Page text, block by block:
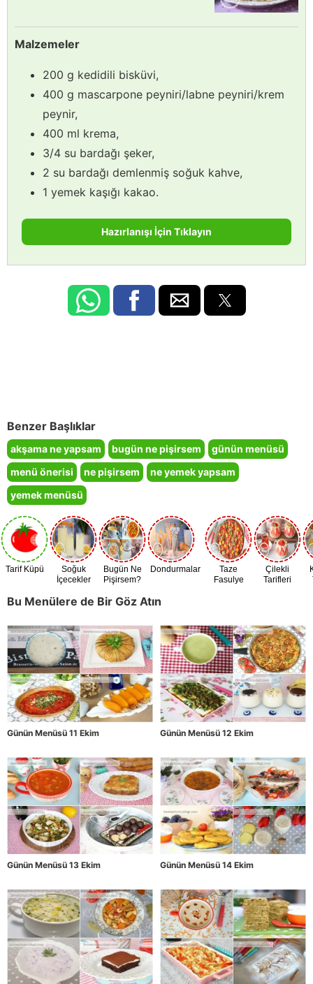
Malzemeler
200 g kedidili bisküvi,
400 g mascarpone peyniri/labne peyniri/krem
peynir,
400 ml krema,
3/4 su bardağı şeker,
2 su bardağı demlenmiş soğuk kahve,
1 yemek kaşığı kakao.
Hazırlanışı İçin Tıklayın
Benzer Başlıklar
akşama ne yapsam bugün ne pişirsem
günün menüsü
menü önerisi
ne pişirsem
ne yemek yapsam
yemek menüsü
Tarif Küpü
Soğuk
İçecekler
Bugün Ne
Pişirsem?
Dondurmalar
Taze
Fasulye
Çilekli
Tarifleri
Bu Menülere de Bir Göz Atın
Günün Menüsü 11 Ekim Günün Menüsü 12 Ekim
Günün Menüsü 13 Ekim Günün Menüsü 14 Ekim